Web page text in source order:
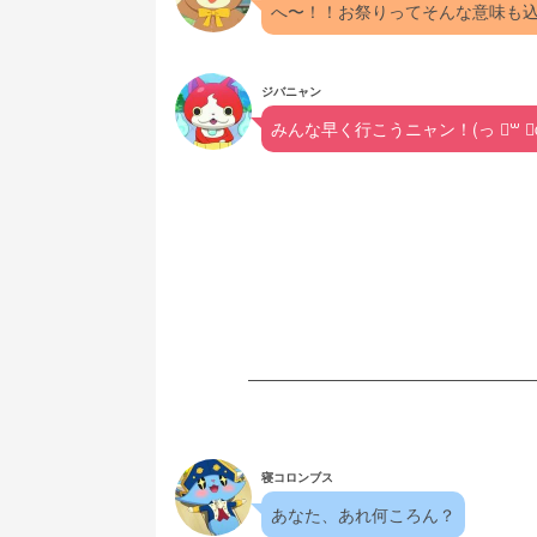
へ〜！！お祭りってそんな意味も
ジバニャン
みんな早く行こうニャン！(っ ॑꒳
寝コロンブス
あなた、あれ何ころん？